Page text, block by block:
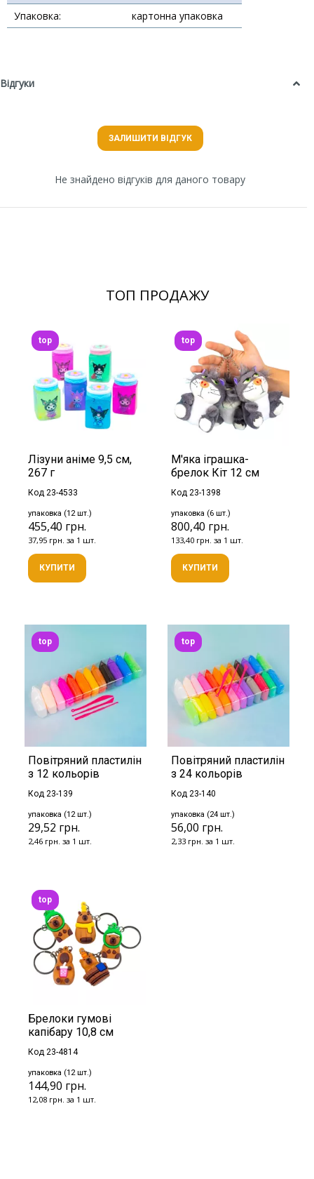
Упаковка:
картонна упаковка
Відгуки
ЗАЛИШИТИ ВІДГУК
Не знайдено відгуків для даного товару
ТОП ПРОДАЖУ
Лізуни аніме 9,5 см,
267 г
Код 23-4533
упаковка (12 шт.)
455,40 грн.
37,95 грн. за 1 шт.
top
КУПИТИ
М'яка іграшка-
брелок Кіт 12 см
Код 23-1398
упаковка (6 шт.)
800,40 грн.
133,40 грн. за 1 шт.
top
КУПИТИ
Повітряний пластилін
з 12 кольорів
Код 23-139
упаковка (12 шт.)
29,52 грн.
2,46 грн. за 1 шт.
top
Повітряний пластилін
з 24 кольорів
Код 23-140
упаковка (24 шт.)
56,00 грн.
2,33 грн. за 1 шт.
top
Брелоки гумові
капібару 10,8 см
Код 23-4814
упаковка (12 шт.)
144,90 грн.
12,08 грн. за 1 шт.
top